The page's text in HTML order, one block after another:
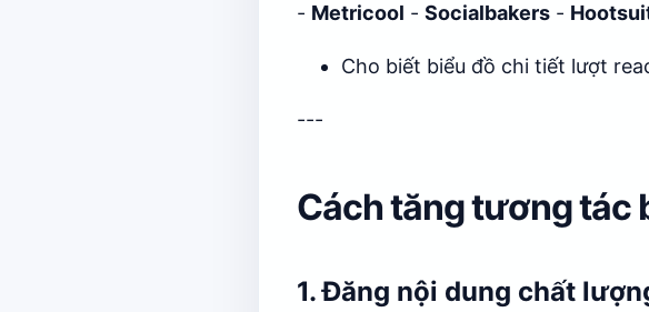
- Metricool - Socialbakers -
Cho biết biểu đồ chi tiết lượt
---
Cách tăng tương tác
1. Đăng nội dung chất